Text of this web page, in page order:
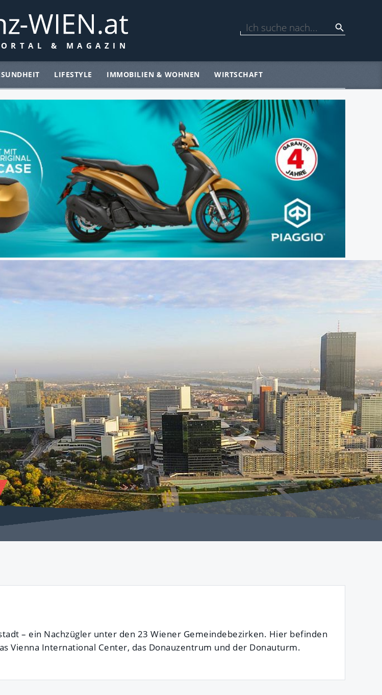
LIFESTYLE IMMOBILIEN & WOHNEN WIRTSCHAFT
– ein Nachzügler unter den 23 Wiener Gemeindebezirken. Hier befinden
Vienna International Center, das Donauzentrum und der Donauturm.